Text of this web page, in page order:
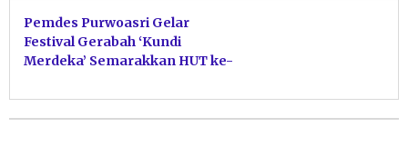
Pemdes Purwoasri Gelar
Festival Gerabah ‘Kundi
Merdeka’ Semarakkan HUT ke-